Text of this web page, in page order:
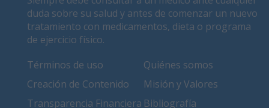
duda sobre su salud y antes de comenzar un nuevo
tratamiento con medicamentos, dieta o programa
de ejercicio físico.
Términos de uso
Quiénes somos
Creación de Contenido
Misión y Valores
Transparencia Financiera Bibliografía